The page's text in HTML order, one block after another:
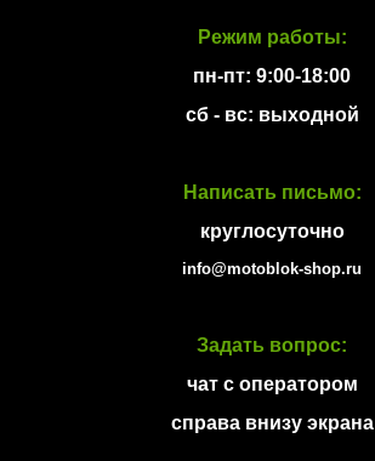
Режим работы:
пн-пт: 9:00-18:00
сб - вс: выходной
Написать письмо:
круглосуточно
info@motoblok-shop.ru
Задать вопрос:
чат с оператором
справа внизу экрана